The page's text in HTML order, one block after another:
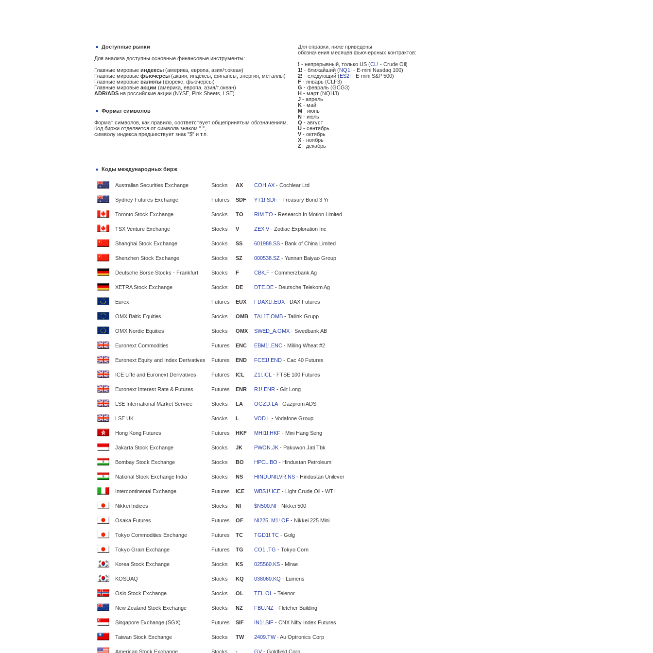
Доступные рынки
Для анализа доступны основные финансовые инструменты:
Главные мировые индексы (америка, европа, азия/т.океан)
Главные мировые фьючерсы (акции, индексы, финансы, энергия, металлы)
Главные мировые валюты (форекс, фьючерсы)
Главные мировые акции (америка, европа, азия/т.океан)
ADR/ADS на российские акции (NYSE, Pink Sheets, LSE)
Формат символов
Формат символов, как правило, соответствует общепринятым обозначениям.
Код биржи отделяется от символа знаком ".",
символу индекса предшествует знак "$" и т.п.
Для справки, ниже приведены
обозначения месяцев фьючерсных контрактов:
! - непрерывный, только US (CL! - Crude Oil)
1! - ближайший (NQ1! - E-mini Nasdaq 100)
2! - следующий (ES2! - E-mini S&P 500)
F - январь (CLF3)
G - февраль (GCG3)
H - март (NQH3)
J - апрель
K - май
M - июнь
N - июль
Q - август
U - сентябрь
V - октябрь
X - ноябрь
Z - декабрь
Коды международных бирж
Australian Securities Exchange Stocks AX COH.AX - Cochlear Ltd
Sydney Futures Exchange Futures SDF YT1!.SDF - Treasury Bond 3 Yr
Toronto Stock Exchange Stocks TO RIM.TO - Research In Motion Limited
TSX Venture Exchange Stocks V ZEX.V - Zodiac Exploration Inc
Shanghai Stock Exchange Stocks SS 601988.SS - Bank of China Limited
Shenzhen Stock Exchange Stocks SZ 000538.SZ - Yunnan Baiyao Group
Deutsche Borse Stocks - Frankfurt Stocks F CBK.F - Commerzbank Ag
XETRA Stock Exchange Stocks DE DTE.DE - Deutsche Telekom Ag
Eurex Futures EUX FDAX1!.EUX - DAX Futures
OMX Baltic Equities Stocks OMB TAL1T.OMB - Tallink Grupp
OMX Nordic Equities Stocks OMX SWED_A.OMX - Swedbank AB
Euronext Commodities Futures ENC EBM1!.ENC - Milling Wheat #2
Euronext Equity and Index Derivatives Futures END FCE1!.END - Cac 40 Futures
ICE Liffe and Euronext Derivatives Futures ICL Z1!.ICL - FTSE 100 Futures
Euronext Interest Rate & Futures Futures ENR R1!.ENR - Gilt Long
LSE International Market Service Stocks LA OGZD.LA- Gazprom ADS
LSE UK Stocks L VOD.L - Vodafone Group
Hong Kong Futures Futures HKF MHI1!.HKF - Mini Hang Seng
Jakarta Stock Exchange Stocks JK PWON.JK - Pakuwon Jati Tbk
Bombay Stock Exchange Stocks BO HPCL.BO - Hindustan Petroleum
National Stock Exchange India Stocks NS HINDUNILVR.NS - Hindustan Unilever
Intercontinental Exchange Futures ICE WBS1!.ICE - Light Crude Oil - WTI
Nikkei Indices Stocks NI $N500.NI - Nikkei 500
Osaka Futures Futures OF NI225_M1!.OF - Nikkei 225 Mini
Tokyo Commodities Exchange Futures TC TGD1!.TC - Golg
Tokyo Grain Exchange Futures TG CO1!.TG - Tokyo Corn
Korea Stock Exchange Stocks KS 025560.KS - Mirae
KOSDAQ Stocks KQ 038060.KQ - Lumens
Oslo Stock Exchange Stocks OL TEL.OL - Telenor
New Zealand Stock Exchange Stocks NZ FBU.NZ - Fletcher Building
Singapore Exchange (SGX) Futures SIF IN1!.SIF - CNX Nifty Index Futures
Taiwan Stock Exchange Stocks TW 2409.TW- Au Optronics Corp
American Stock Exchange Stocks - GV - Goldfield Corp